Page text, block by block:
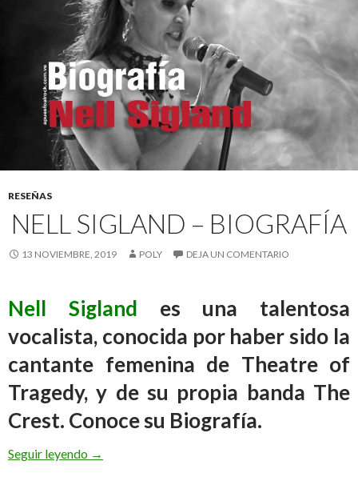
RESEÑAS
NELL SIGLAND – BIOGRAFÍA
13 NOVIEMBRE, 2019 POLY DEJA UN COMENTARIO
Nell Sigland
es una talentosa
vocalista, conocida por haber sido la
cantante femenina de Theatre of
Tragedy, y de su propia banda The
Crest. Conoce su Biografía.
Seguir leyendo Nell Sigland – Biografía
→